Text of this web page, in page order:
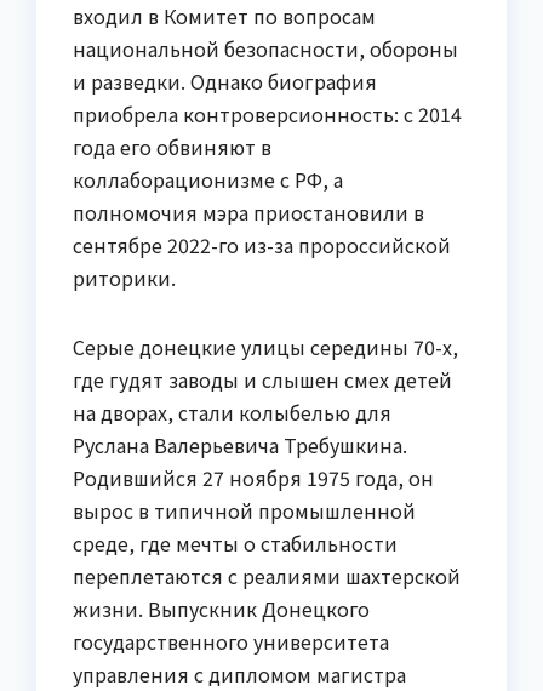
входил в Комитет по вопросам
национальной безопасности, обороны
и разведки. Однако биография
приобрела контроверсионность: с 2014
года его обвиняют в
коллаборационизме с РФ, а
полномочия мэра приостановили в
сентябре 2022-го из-за пророссийской
риторики.
Серые донецкие улицы середины 70-х,
где гудят заводы и слышен смех детей
на дворах, стали колыбелью для
Руслана Валерьевича Требушкина.
Родившийся 27 ноября 1975 года, он
вырос в типичной промышленной
среде, где мечты о стабильности
переплетаются с реалиями шахтерской
жизни. Выпускник Донецкого
государственного университета
управления с дипломом магистра